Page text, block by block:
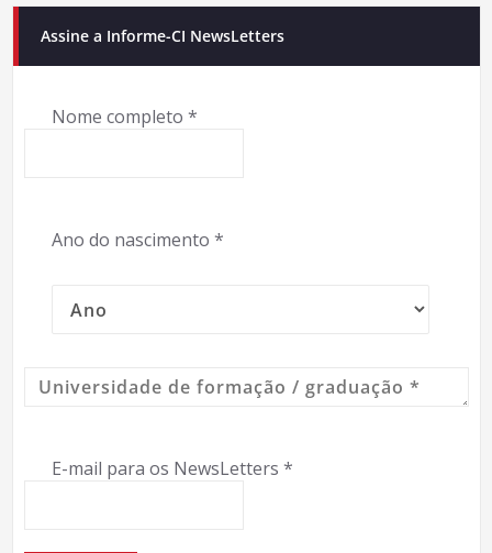
Assine a Informe-CI NewsLetters
Nome completo *
Ano do nascimento *
E-mail para os NewsLetters *